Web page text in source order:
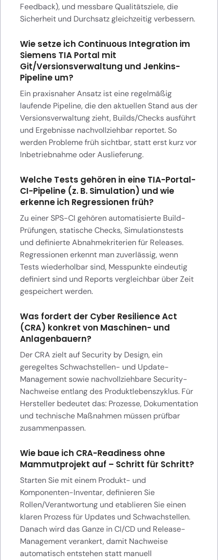
Feedback), und messbare Qualitätsziele, die
Sicherheit und Durchsatz gleichzeitig verbessern.
Wie setze ich Continuous Integration im
Siemens TIA Portal mit
Git/Versionsverwaltung und Jenkins-
Pipeline um?
Ein praxisnaher Ansatz ist eine regelmäßig
laufende Pipeline, die den aktuellen Stand aus der
Versionsverwaltung zieht, Builds/Checks ausführt
und Ergebnisse nachvollziehbar reportet. So
werden Probleme früh sichtbar, statt erst kurz vor
Inbetriebnahme oder Auslieferung.
Welche Tests gehören in eine TIA-Portal-
CI-Pipeline (z. B. Simulation) und wie
erkenne ich Regressionen früh?
Zu einer SPS-CI gehören automatisierte Build-
Prüfungen, statische Checks, Simulationstests
und definierte Abnahmekriterien für Releases.
Regressionen erkennt man zuverlässig, wenn
Tests wiederholbar sind, Messpunkte eindeutig
definiert sind und Reports vergleichbar über Zeit
gespeichert werden.
Was fordert der Cyber Resilience Act
(CRA) konkret von Maschinen- und
Anlagenbauern?
Der CRA zielt auf Security by Design, ein
geregeltes Schwachstellen- und Update-
Management sowie nachvollziehbare Security-
Nachweise entlang des Produktlebenszyklus. Für
Hersteller bedeutet das: Prozesse, Dokumentation
und technische Maßnahmen müssen prüfbar
zusammenpassen.
Wie baue ich CRA-Readiness ohne
Mammutprojekt auf – Schritt für Schritt?
Starten Sie mit einem Produkt- und
Komponenten-Inventar, definieren Sie
Rollen/Verantwortung und etablieren Sie einen
klaren Prozess für Updates und Schwachstellen.
Danach wird das Ganze in CI/CD und Release-
Management verankert, damit Nachweise
automatisch entstehen statt manuell